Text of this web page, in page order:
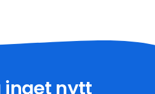
inget nytt